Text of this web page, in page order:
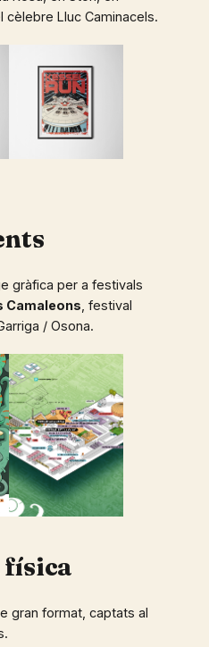
cèlebre Lluc Caminacels.
gràfica per a festivals
Camaleons , festival
/ Osona.
física
gran format, captats al